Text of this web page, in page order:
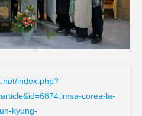
index.php?
corea-la-
kyung-